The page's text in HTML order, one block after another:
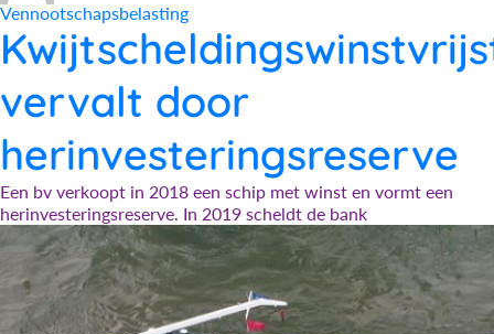
Vennootschapsbelasting
vervalt door
herinvesteringsreserve
Een bv verkoopt in 2018 een schip met winst en vormt een
herinvesteringsreserve. In 2019 scheldt de bank